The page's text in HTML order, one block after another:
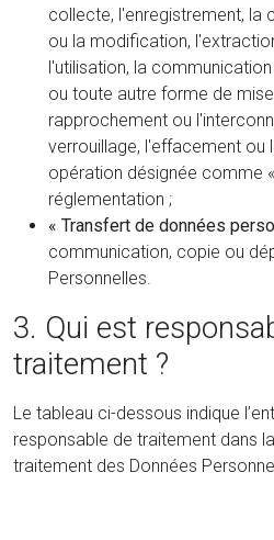
collecte, l'enregistrement, la
ou la modification,
l'utilisation, la
ou toute autre forme de
rapprochement ou
verrouillage, l'effacement ou
opération désignée comme
réglementation ;
« Transfert de données
communication, copie ou
Personnelles.
3. Qui est
traitement ?
Le tableau ci-dessous indique
responsable de traitement dans
traitement des Données